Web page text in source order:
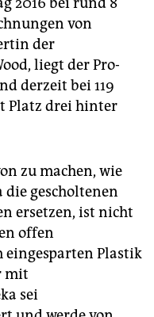
von
der
liegt der Pro-
derzeit bei 119
Platz drei hinter
zu machen, wie
die gescholtenen
ersetzen, ist nicht
offen
Plastik
mit
sei